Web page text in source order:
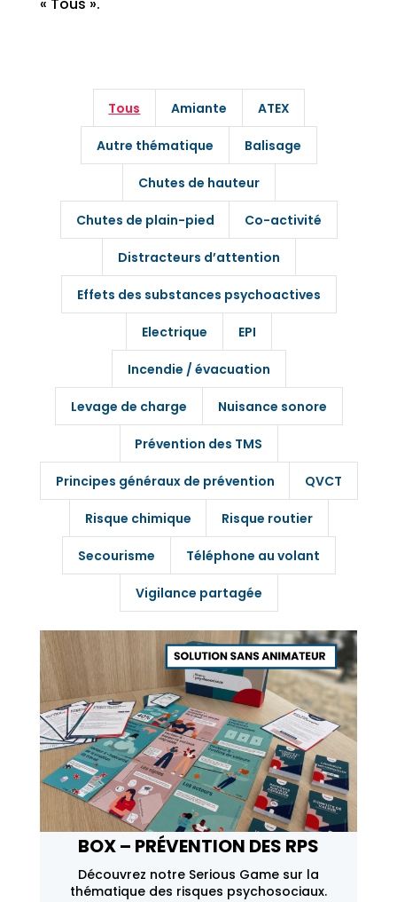
Tous Amiante ATEX
Autre thématique Balisage
Chutes de hauteur
Chutes de plain-pied Co-activité
Distracteurs d’attention
Effets des substances psychoactives
Electrique EPI
Incendie / évacuation
Levage de charge Nuisance sonore
Prévention des TMS
Principes généraux de prévention QVCT
Risque chimique Risque routier
Secourisme Téléphone au volant
Vigilance partagée
BOX – PRÉVENTION DES RPS
Découvrez notre Serious Game sur la
thématique des risques psychosociaux.